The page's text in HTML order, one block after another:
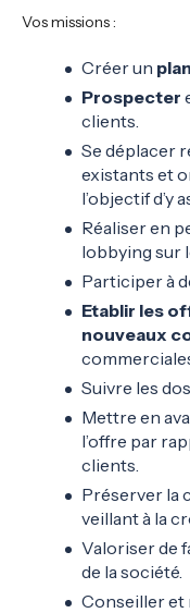
Vos missions :
Créer un
Prospecter
clients.
Se déplacer
existants et
l’objectif d’y
Réaliser en
lobbying sur
Participer à
Etablir les
nouveaux
Suivre les
Mettre en
l’offre par
clients.
Préserver la
veillant à la
Valoriser de
de la société.
Conseiller et